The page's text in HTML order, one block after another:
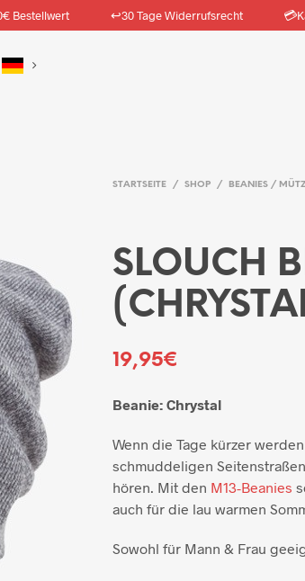
Bestellwert ↩️30 Tage Widerrufsrecht 💳
STARTSEITE / SHOP / BEANIES /
SLOUCH
19,95€
Beanie: Chrystal
Wenn die Tage kürzer
schmuddeligen
hören. Mit den M13-Beanies
auch für die lau warmen
Sowohl für Mann & Frau